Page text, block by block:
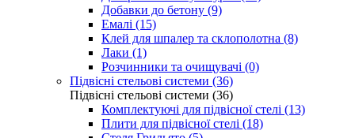
Добавки до бетону (9)
Емалі (15)
Клей для шпалер та склополотна (8)
Лаки (1)
Розчинники та очищувачі (0)
Підвісні стельові системи (36)
Підвісні стельові системи (36)
Комплектуючі для підвісної стелі (13)
Плити для підвісної стелі (18)